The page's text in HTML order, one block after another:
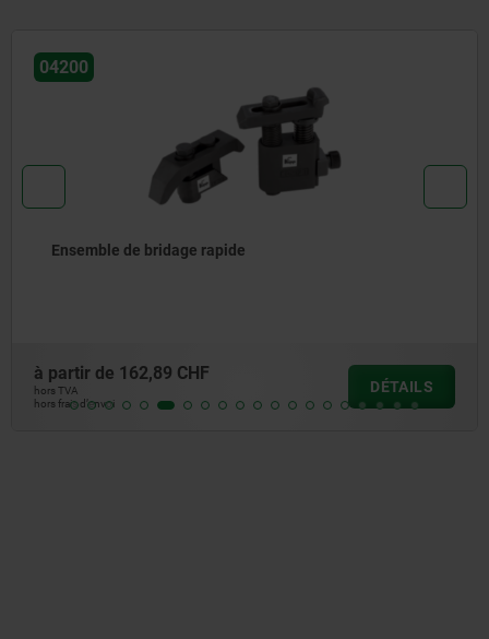
04200
Ensemble de bridage rapide
à partir de 162,89 CHF
hors TVA
hors frais d’envoi
DÉTAILS